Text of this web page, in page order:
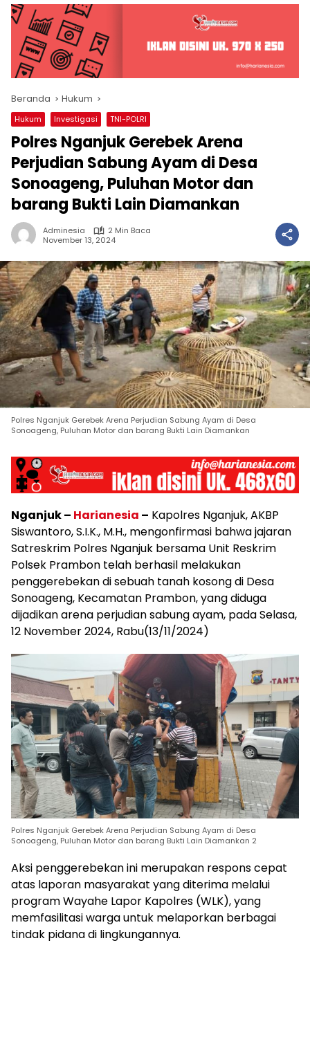
Beranda Hukum
Hukum Investigasi TNI-POLRI
Polres Nganjuk Gerebek Arena
Perjudian Sabung Ayam di Desa
Sonoageng, Puluhan Motor dan
barang Bukti Lain Diamankan
Adminesia
2 Min Baca
November 13, 2024
Polres Nganjuk Gerebek Arena Perjudian Sabung Ayam di Desa
Sonoageng, Puluhan Motor dan barang Bukti Lain Diamankan
Nganjuk – Harianesia – Kapolres Nganjuk, AKBP
Siswantoro, S.I.K., M.H., mengonfirmasi bahwa jajaran
Satreskrim Polres Nganjuk bersama Unit Reskrim
Polsek Prambon telah berhasil melakukan
penggerebekan di sebuah tanah kosong di Desa
Sonoageng, Kecamatan Prambon, yang diduga
dijadikan arena perjudian sabung ayam, pada Selasa,
12 November 2024, Rabu(13/11/2024)
Polres Nganjuk Gerebek Arena Perjudian Sabung Ayam di Desa
Sonoageng, Puluhan Motor dan barang Bukti Lain Diamankan 2
Aksi penggerebekan ini merupakan respons cepat
atas laporan masyarakat yang diterima melalui
program Wayahe Lapor Kapolres (WLK), yang
memfasilitasi warga untuk melaporkan berbagai
tindak pidana di lingkungannya.